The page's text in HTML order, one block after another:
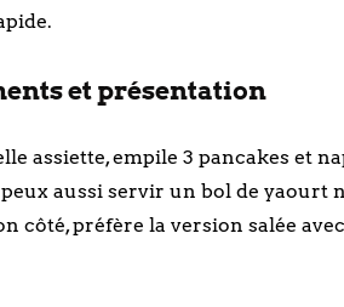
et présentation
assiette, empile 3 pancakes et
aussi servir un bol de yaourt
côté, préfère la version salée